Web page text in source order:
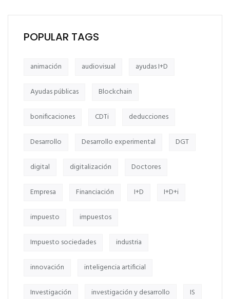
POPULAR TAGS
animación audiovisual ayudas I+D
Ayudas públicas Blockchain
bonificaciones CDTi deducciones
Desarrollo Desarrollo experimental DGT
digital digitalización Doctores
Empresa Financiación I+D I+D+i
impuesto impuestos
Impuesto sociedades industria
innovación inteligencia artificial
Investigación investigación y desarrollo IS